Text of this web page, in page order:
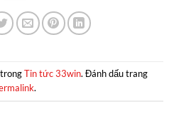
Tin tức 33win. Đánh dấu trang
.